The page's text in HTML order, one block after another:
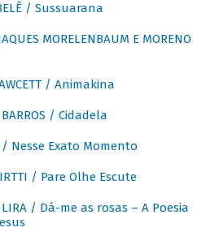
/ Sussuarana
MORELENBAUM E MORENO
/ Animakina
/ Cidadela
/ Nesse Exato Momento
/ Pare Olhe Escute
LIRA / Dá-me as rosas – A Poesia